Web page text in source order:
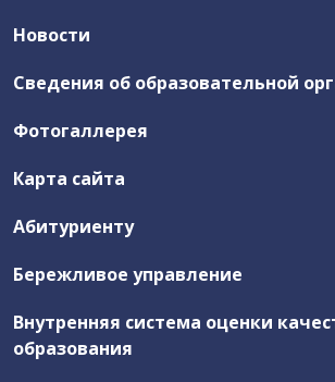
ЦОПП ИКТ
Выборы 2024
Правовая деятельность
Антикоррупционная деятельность
Новости
Сведения об образовательной
Фотогаллерея
Карта сайта
Абитуриенту
Бережливое управление
Внутренняя система оценки
образования